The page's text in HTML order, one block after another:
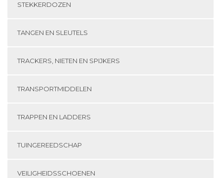
STEKKERDOZEN
TANGEN EN SLEUTELS
TRACKERS, NIETEN EN SPIJKERS
TRANSPORTMIDDELEN
TRAPPEN EN LADDERS
TUINGEREEDSCHAP
VEILIGHEIDSSCHOENEN